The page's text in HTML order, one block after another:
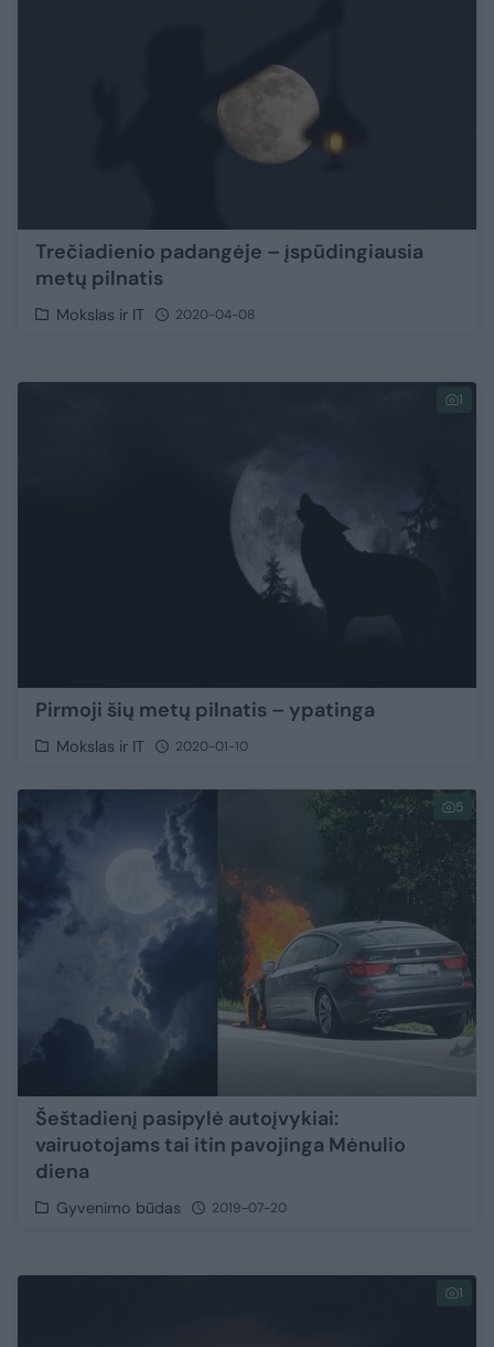
Trečiadienio padangėje – įspūdingiausia
metų pilnatis
Mokslas ir IT 2020-04-08
1
Pirmoji šių metų pilnatis – ypatinga
Mokslas ir IT 2020-01-10
5
Šeštadienį pasipylė autoįvykiai:
vairuotojams tai itin pavojinga Mėnulio
diena
Gyvenimo būdas 2019-07-20
1